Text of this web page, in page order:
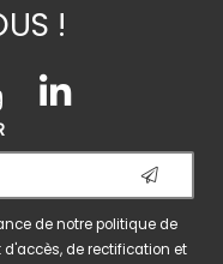
!
de notrepolitique de
de rectification et